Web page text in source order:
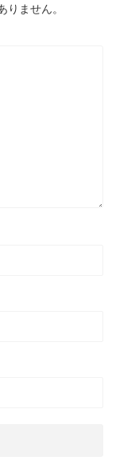
りません。